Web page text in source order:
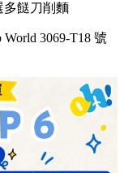
多餸刀削麵
3069-T18 號